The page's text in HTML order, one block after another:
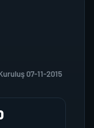
07-11-2015